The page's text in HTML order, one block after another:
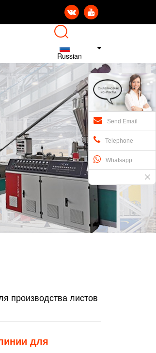
 
Russian
производства листов
для
Send Email
Telephone
Whatsapp